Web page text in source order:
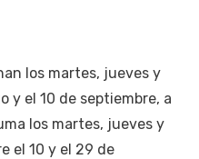
los martes, jueves y
y el 10 de septiembre, a
los martes, jueves y
el 10 y el 29 de